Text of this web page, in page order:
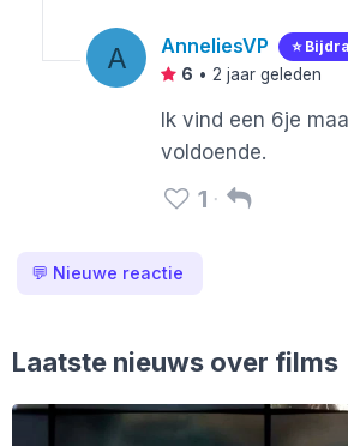
A AnneliesVP ⭐️
6 • 2 jaar geleden
Ik vind een 6je
voldoende.
1
💬 Nieuwe reactie
Laatste nieuws over films